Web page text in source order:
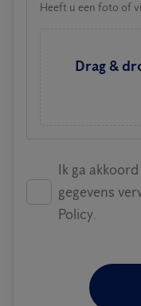
Heeft u een foto of
Drag &
Ik ga
gegevens
Policy.